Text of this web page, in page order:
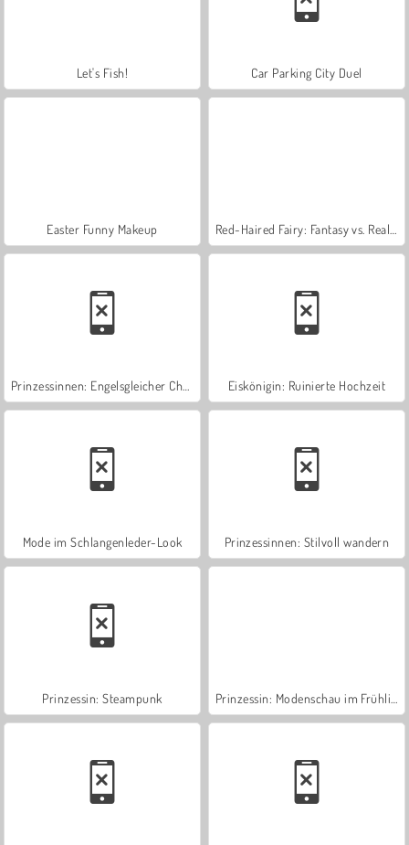
Let's Fish! Car Parking City Duel
Easter Funny Makeup
Eiskönigin: Ruinierte Hochzeit
Mode im Schlangenleder-Look Prinzessinnen: Stilvoll wandern
Prinzessin: Steampunk